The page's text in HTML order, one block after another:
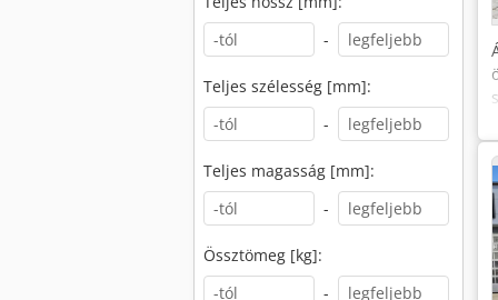
-
Teljes szélesség [mm]:
-
Teljes magasság [mm]:
-
Össztömeg [kg]:
-